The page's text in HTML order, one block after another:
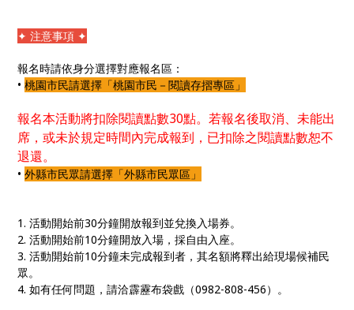
✦ 注意事項 ✦
報名時請依身分選擇對應報名區：
•桃園市民請選擇「桃園市民－閱讀存摺專區」
報名本活動將扣除閱讀點數30點。若報名後取消、未能出
席，或未於規定時間內完成報到，已扣除之閱讀點數恕不
退還。
•外縣市民眾請選擇「外縣市民眾區」
1. 活動開始前30分鐘開放報到並兌換入場券。
2. 活動開始前10分鐘開放入場，採自由入座。
3. 活動開始前10分鐘未完成報到者，其名額將釋出給現場候補民
眾。
4. 如有任何問題，請洽霹靂布袋戲（0982-808-456）。